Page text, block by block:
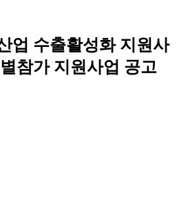
업 수출활성화 지원사
참가 지원사업 공고